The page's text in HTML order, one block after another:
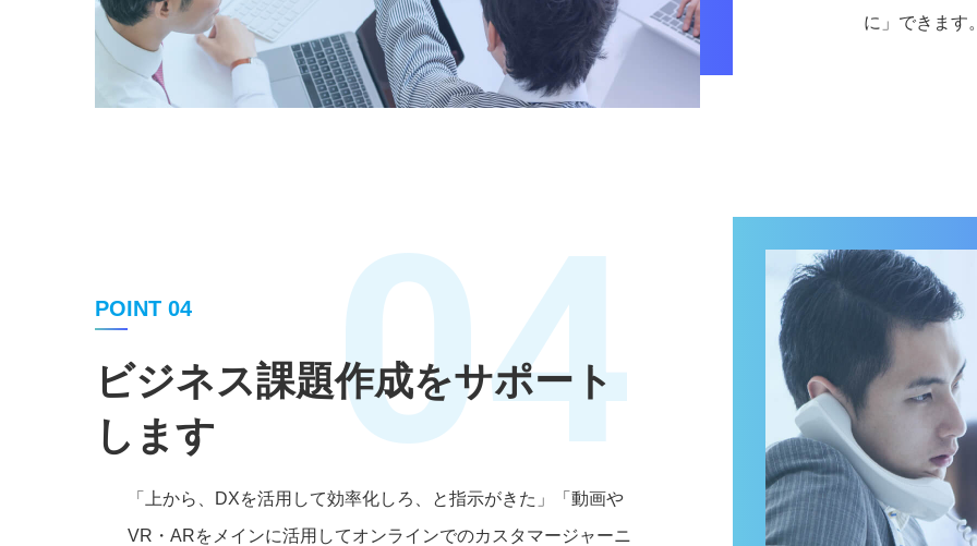
に」できます
POINT 04
ビジネス課題作成をサポート
します
04
「上から、DXを活用して効率化しろ、と指示がきた」「動画や
VR・ARをメインに活用してオンラインでのカスタマージャーニ